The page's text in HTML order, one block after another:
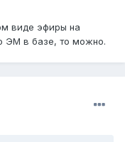
виде эфиры на
ЭМ в базе, то можно.